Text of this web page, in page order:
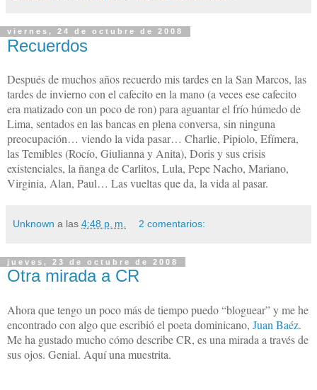
viernes, 24 de octubre de 2008
Recuerdos
Después de muchos años recuerdo mis tardes enla San Marcos, las
tardes de invierno con el cafecito en la mano (a veces ese cafecito
era matizado con un poco de ron) para aguantar el frío húmedo de
Lima, sentados en las bancas en plena conversa, sin ninguna
preocupación… viendo la vida pasar… Charlie, Pipiolo, Efímera,
las Temibles (Rocío, Giulianna y Anita), Doris y sus crisis
existenciales, la ñanga de Carlitos, Lula, Pepe Nacho, Mariano,
Virginia, Alan, Paul… Las vueltas que da, la vida al pasar.
Unknown a las 4:48 p. m. 2 comentarios:
jueves, 23 de octubre de 2008
Otra mirada a CR
Ahora que tengo un poco más de tiempo puedo “bloguear” y me he
encontrado con algo que escribió el poeta dominicano, Juan Baéz.
Me ha gustado mucho cómo describe CR, es una mirada a través de
sus ojos. Genial. Aquí una muestrita.